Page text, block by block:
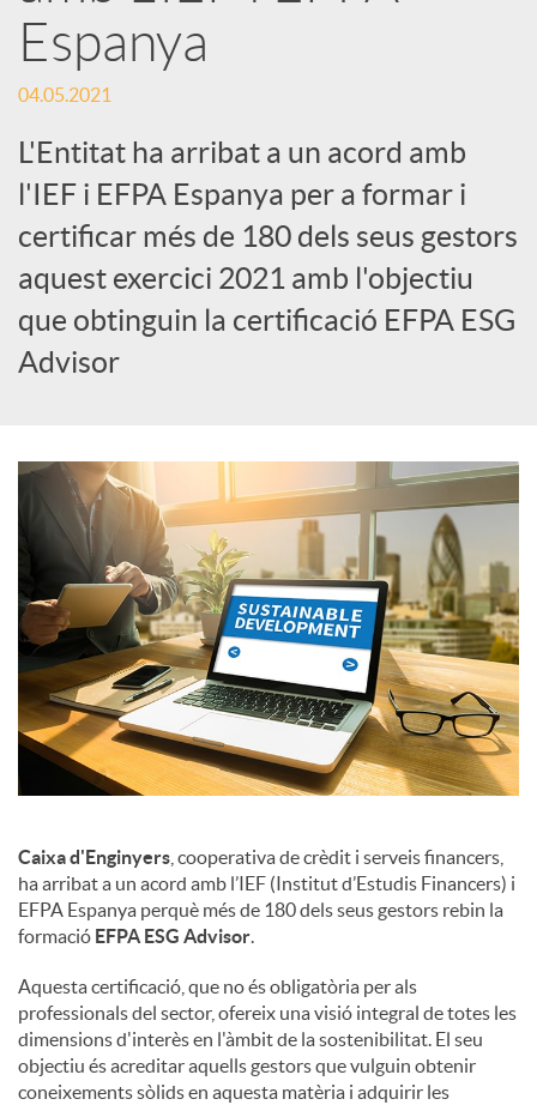
S
o
c
i
a
l
s
Espanya
04.05.2021
L'Entitat ha arribat a un acord amb
l'IEF i EFPA Espanya per a formar i
certificar més de 180 dels seus gestors
aquest exercici 2021 amb l'objectiu
que obtinguin la certificació EFPA ESG
Advisor
Caixa d'Enginyers , cooperativa de crèdit i serveis financers,
ha arribat a un acord amb l’IEF (Institut d’Estudis Financers) i
EFPA Espanya perquè més de 180 dels seus gestors rebin la
formació EFPA ESG Advisor.
Aquesta certificació, que no és obligatòria per als
professionals del sector, ofereix una visió integral de totes les
dimensions d'interès en l'àmbit de la sostenibilitat. El seu
objectiu és acreditar aquells gestors que vulguin obtenir
coneixements sòlids en aquesta matèria i adquirir les